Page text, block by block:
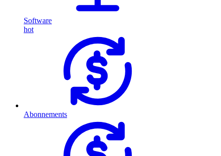
Software
hot
Abonnements